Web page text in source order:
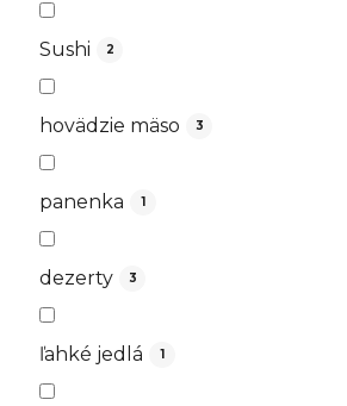
Sushi 2
hovädzie mäso 3
panenka 1
dezerty 3
ľahké jedlá 1